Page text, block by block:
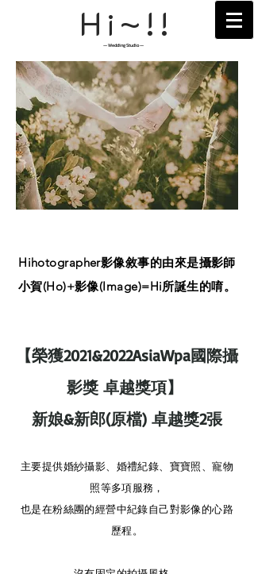
H i ~!!
— Wedding Studio —
Hihotographer影像敘事的由來是攝影師
小賀(Ho)+影像(Image)=Hi所誕生的唷。
【榮獲2021&2022AsiaWpa國際攝
影獎 卓越獎項】
新娘&新郎(原檔) 卓越獎2張
主要提供婚紗攝影、婚禮紀錄、寶寶照、寵物
照等多項服務，
也是在粉絲團的經營中紀錄自己對影像的心路
歷程。